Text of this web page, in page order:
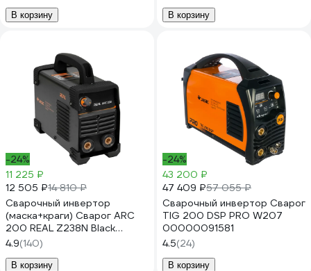
В корзину В корзину
-24%
11 225 ₽
12 505 ₽14 810 ₽
Сварочный инвертор
(маска+краги) Сварог ARC
200 REAL Z238N Black
95882
4.9(140)
В корзину
-24%
43 200 ₽
47 409 ₽57 055 ₽
Сварочный инвертор Сварог
TIG 200 DSP PRO W207
00000091581
4.5(24)
В корзину